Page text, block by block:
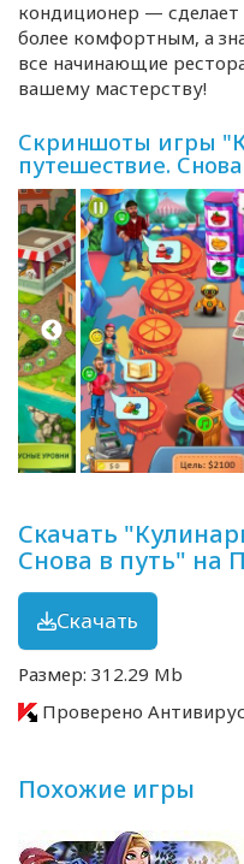
кондиционер — сделает
более комфортным, а
все начинающие
вашему мастерству!
Скриншоты игры
путешествие.
Скачать
Снова в путь" на
Скачать
Размер: 312.29 Mb
Проверено
Похожие игры